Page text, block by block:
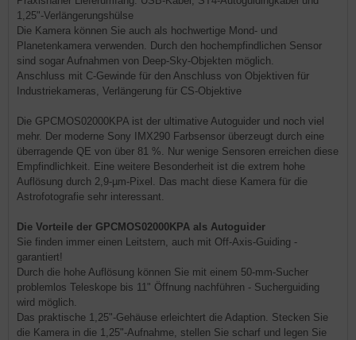
1,25"-Verlängerungshülse
Die Kamera können Sie auch als hochwertige Mond- und
Planetenkamera verwenden. Durch den hochempfindlichen Sensor
sind sogar Aufnahmen von Deep-Sky-Objekten möglich.
Anschluss mit C-Gewinde für den Anschluss von Objektiven für
Industriekameras, Verlängerung für CS-Objektive
Die GPCMOS02000KPA ist der ultimative Autoguider und noch viel
mehr. Der moderne Sony IMX290 Farbsensor überzeugt durch eine
überragende QE von über 81 %. Nur wenige Sensoren erreichen diese
Empfindlichkeit. Eine weitere Besonderheit ist die extrem hohe
Auflösung durch 2,9-µm-Pixel. Das macht diese Kamera für die
Astrofotografie sehr interessant.
Die Vorteile der GPCMOS02000KPA als Autoguider
Sie finden immer einen Leitstern, auch mit Off-Axis-Guiding -
garantiert!
Durch die hohe Auflösung können Sie mit einem 50-mm-Sucher
problemlos Teleskope bis 11" Öffnung nachführen - Sucherguiding
wird möglich.
Das praktische 1,25"-Gehäuse erleichtert die Adaption. Stecken Sie
die Kamera in die 1,25"-Aufnahme, stellen Sie scharf und legen Sie